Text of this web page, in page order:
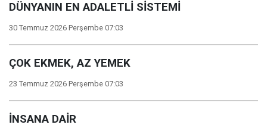
DÜNYANIN EN ADALETLİ SİSTEMİ
30 Temmuz 2026 Perşembe 07:03
ÇOK EKMEK, AZ YEMEK
23 Temmuz 2026 Perşembe 07:03
İNSANA DAİR